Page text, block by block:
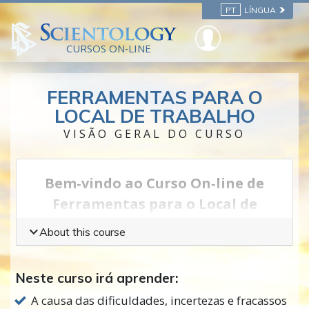
PT LÍNGUA
CURSOS ON‑LINE
FERRAMENTAS PARA O
LOCAL DE TRABALHO
VISÃO GERAL DO CURSO
Bem‑vindo ao Curso On‑line de
Ferramentas para o Local de
melhorar as coisas ou fazer alguma coisa.
No mundo de hoje, há muitos problemas no
About this course
Neste curso irá aprender:
A causa das dificuldades, incertezas e fracassos